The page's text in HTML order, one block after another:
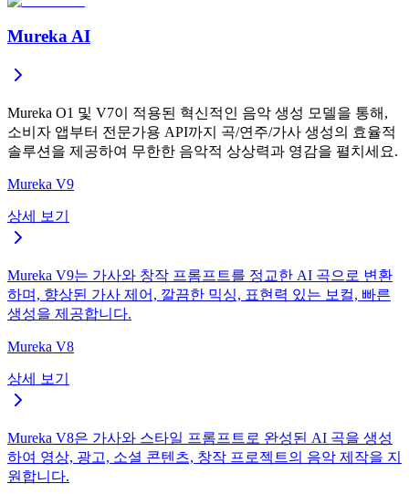
Mureka AI
Mureka O1 및 V7이 적용된 혁신적인 음악 생성 모델을 통해,
소비자 앱부터 전문가용 API까지 곡/연주/가사 생성의 효율적
솔루션을 제공하여 무한한 음악적 상상력과 영감을 펼치세요.
Mureka V9
상세 보기
Mureka V9는 가사와 창작 프롬프트를 정교한 AI 곡으로 변환
하며, 향상된 가사 제어, 깔끔한 믹싱, 표현력 있는 보컬, 빠른
생성을 제공합니다.
Mureka V8
상세 보기
Mureka V8은 가사와 스타일 프롬프트로 완성된 AI 곡을 생성
하여 영상, 광고, 소셜 콘텐츠, 창작 프로젝트의 음악 제작을 지
원합니다.